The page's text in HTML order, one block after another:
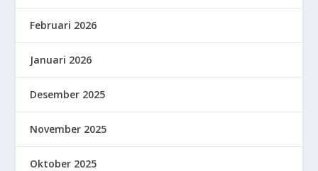
Februari 2026
Januari 2026
Desember 2025
November 2025
Oktober 2025